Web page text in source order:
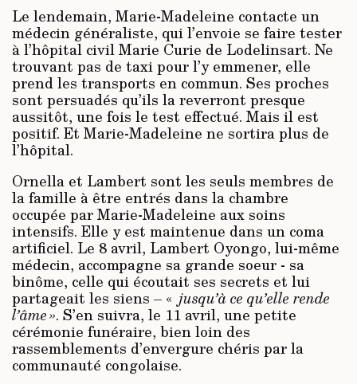
Le lendemain, Marie-Madeleine contacte un
médecin généraliste, qui l’envoie se faire tester
à l’hôpital civil Marie Curie de Lodelinsart. Ne
trouvant pas de taxi pour l’y emmener, elle
prend les transports en commun. Ses proches
sont persuadés qu’ils la reverront presque
aussitôt, une fois le test effectué. Mais il est
positif. Et Marie-Madeleine ne sortira plus de
l’hôpital.
Ornella et Lambert sont les seuls membres de
la famille à être entrés dans la chambre
occupée par Marie-Madeleine aux soins
intensifs. Elle y est maintenue dans un coma
artificiel. Le 8 avril, Lambert Oyongo, lui-même
médecin, accompagne sa grande soeur - sa
binôme, celle qui écoutait ses secrets et lui
partageait les siens – « jusqu’à ce qu’elle rende
l’âme ». S’en suivra, le 11 avril, une petite
cérémonie funéraire, bien loin des
rassemblements d’envergure chéris par la
communauté congolaise.